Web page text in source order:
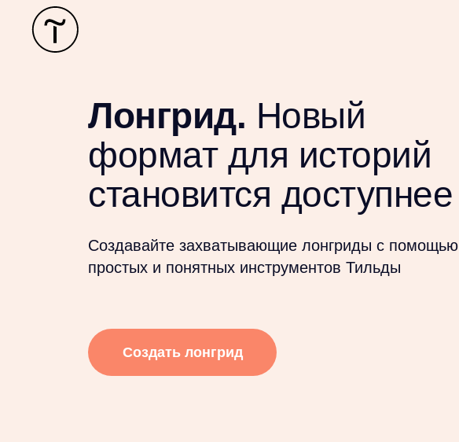
Создать лонгрид
Создавайте захватывающие лонгриды с помощью
простых и понятных инструментов Тильды
Лонгрид. Новый
формат для историй
становится доступнее